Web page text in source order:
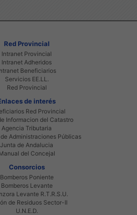
Red Provincial
Intranet Provincial
Intranet Adheridos
Beneficiarios
Servicios EE.LL.
Red Provincial
de interés
Red Provincial
Informacion del Catastro
Agencia Tributaria
Administraciones Públicas
Junta de Andalucia
del Concejal
Consorcios
Bomberos Poniente
Bomberos Levante
Levante R.T.R.S.U.
de Residuos Sector-II
U.N.E.D.